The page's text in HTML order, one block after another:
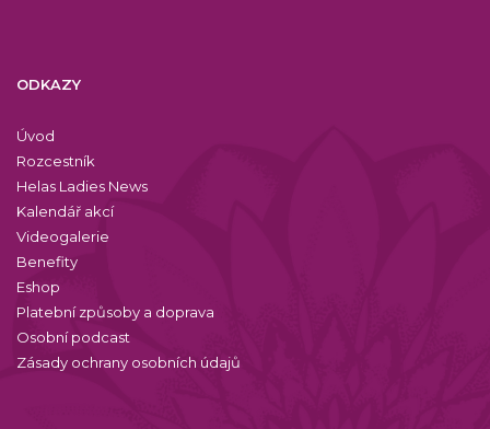
ODKAZY
Úvod
Rozcestník
Helas Ladies News
Kalendář akcí
Videogalerie
Benefity
Eshop
Platební způsoby a doprava
Osobní podcast
Zásady ochrany osobních údajů